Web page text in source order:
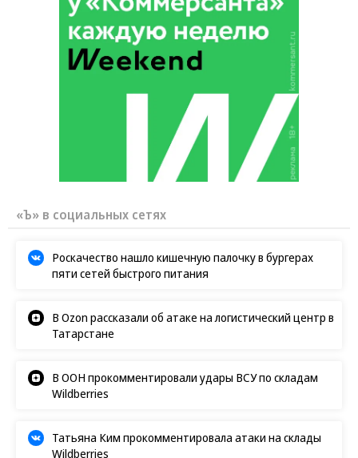
«Ъ» в социальных сетях
Роскачество нашло кишечную палочку в бургерах
пяти сетей быстрого питания
В Ozon рассказали об атаке на логистический центр в
Татарстане
В ООН прокомментировали удары ВСУ по складам
Wildberries
Татьяна Ким прокомментировала атаки на склады
Wildberries